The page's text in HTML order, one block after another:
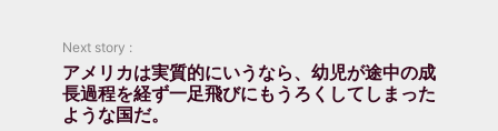
Next story :
アメリカは実質的にいうなら、幼児が途中の成
長過程を経ず一足飛びにもうろくしてしまった
ような国だ。